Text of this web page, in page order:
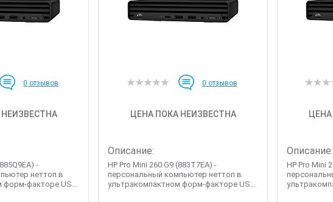
0 отзывов
-
неттоп в
факторе US...
0 отзывов
ЦЕНА ПОКА НЕИЗВЕСТНА
Описание:
HP Pro Mini 260 G9 (883T7EA) -
персональный компьютер неттоп в
ультракомпактном форм-факторе US...
Описание:
HP Pro Mini